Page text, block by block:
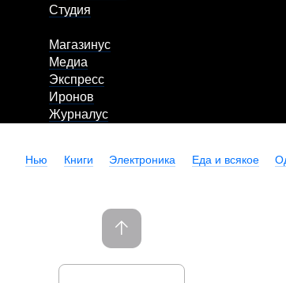
Студия
Магазинус
Медиа
Экспресс
Иронов
Журналус
Нью Книги Электроника Еда и всякое